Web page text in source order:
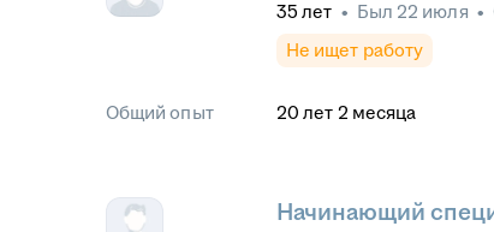
35 лет • Был 22 июля •
Не ищет работу
Общий опыт 20 лет 2 месяца
Начинающий